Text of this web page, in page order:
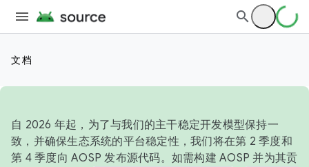
文档
自 2026 年起，为了与我们的主干稳定开发模型保持一
致，并确保生态系统的平台稳定性，我们将在第 2 季度和
第 4 季度向 AOSP 发布源代码。如需构建 AOSP 并为其贡